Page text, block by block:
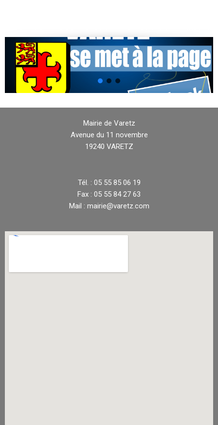
Mairie de Varetz
Avenue du 11 novembre
19240 VARETZ
Tél. : 05 55 85 06 19
Fax : 05 55 84 27 63
Mail : mairie@varetz.com